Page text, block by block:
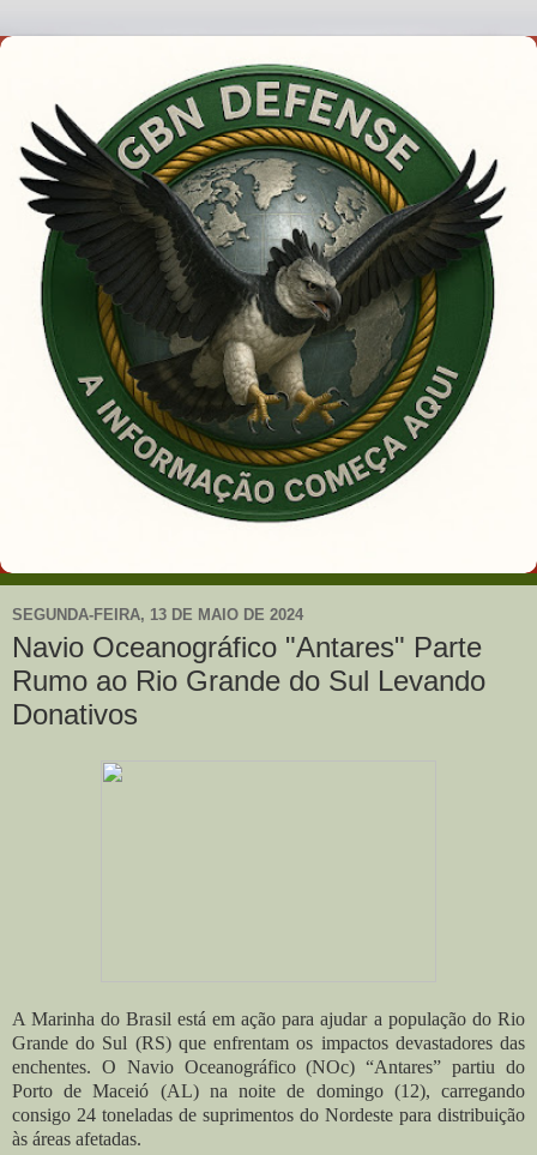
SEGUNDA-FEIRA, 13 DE MAIO DE 2024
Navio Oceanográfico "Antares" Parte
Rumo ao Rio Grande do Sul Levando
Donativos
A Marinha do Brasil está em ação para ajudar a população do Rio
Grande do Sul (RS) que enfrentam os impactos devastadores das
enchentes. O Navio Oceanográfico (NOc) “Antares” partiu do
Porto de Maceió (AL) na noite de domingo (12), carregando
consigo 24 toneladas de suprimentos do Nordeste para distribuição
às áreas afetadas.